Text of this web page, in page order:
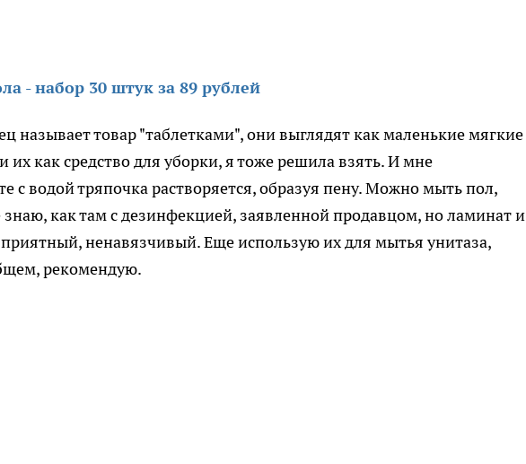
- набор 30 штук за 89 рублей
называет товар "таблетками", они выглядят как маленькие мягкие
как средство для уборки, я тоже решила взять. И мне
с водой тряпочка растворяется, образуя пену. Можно мыть пол,
знаю, как там с дезинфекцией, заявленной продавцом, но ламинат и
ненавязчивый. Еще использую их для мытья унитаза,
рекомендую.